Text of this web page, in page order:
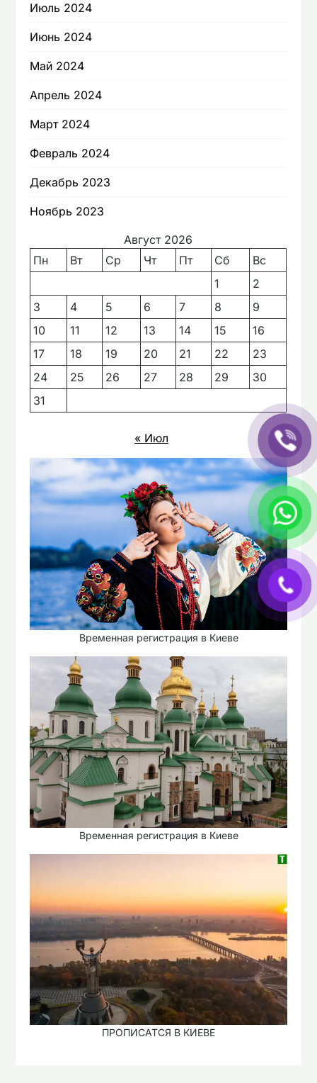
Июль 2024
Июнь 2024
Май 2024
Апрель 2024
Март 2024
Февраль 2024
Декабрь 2023
Ноябрь 2023
Август 2026
Пн
Вт Ср Чт Пт Сб
Вс
1
2
3
4 5 6 7 8
9
10
11 12 13 14 15
16
17
18 19 20 21 22
23
24
25 26 27 28 29
30
31
« Июл
Временная регистрация в Киеве
Временная регистрация в Киеве
ПРОПИСАТСЯ В КИЕВЕ